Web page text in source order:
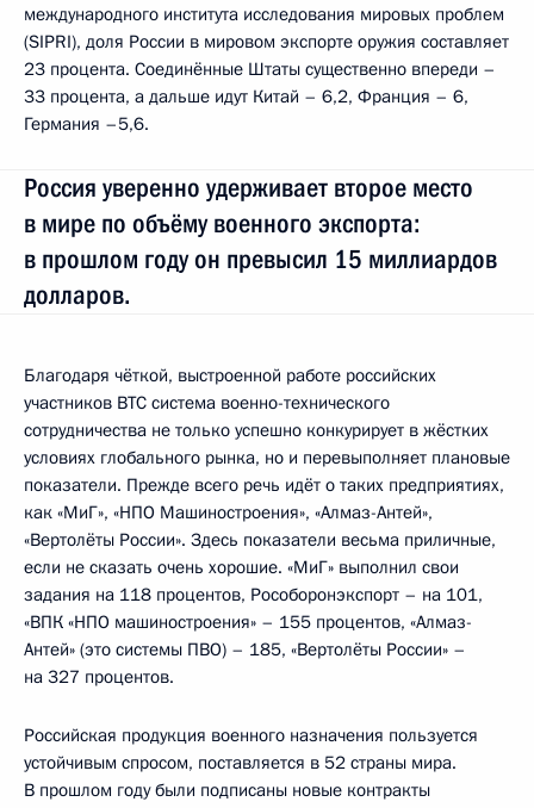
международного института исследования мировых проблем
(SIPRI), доля России в мировом экспорте оружия составляет
23 процента. Соединённые Штаты существенно впереди –
33 процента, а дальше идут Китай – 6,2, Франция – 6,
Германия –5,6.
Россия уверенно удерживает второе место
в мире по объёму военного экспорта:
в прошлом году он превысил 15 миллиардов
долларов.
Благодаря чёткой, выстроенной работе российских
участников ВТС система военно-технического
сотрудничества не только успешно конкурирует в жёстких
условиях глобального рынка, но и перевыполняет плановые
показатели. Прежде всего речь идёт о таких предприятиях,
как «МиГ», «НПО Машиностроения», «Алмаз-Антей»,
«Вертолёты России». Здесь показатели весьма приличные,
если не сказать очень хорошие. «МиГ» выполнил свои
задания на 118 процентов, Рособоронэкспорт – на 101,
«ВПК «НПО машиностроения» – 155 процентов, «Алмаз-
Антей» (это системы ПВО) – 185, «Вертолёты России» –
на 327 процентов.
Российская продукция военного назначения пользуется
устойчивым спросом, поставляется в 52 страны мира.
В прошлом году были подписаны новые контракты